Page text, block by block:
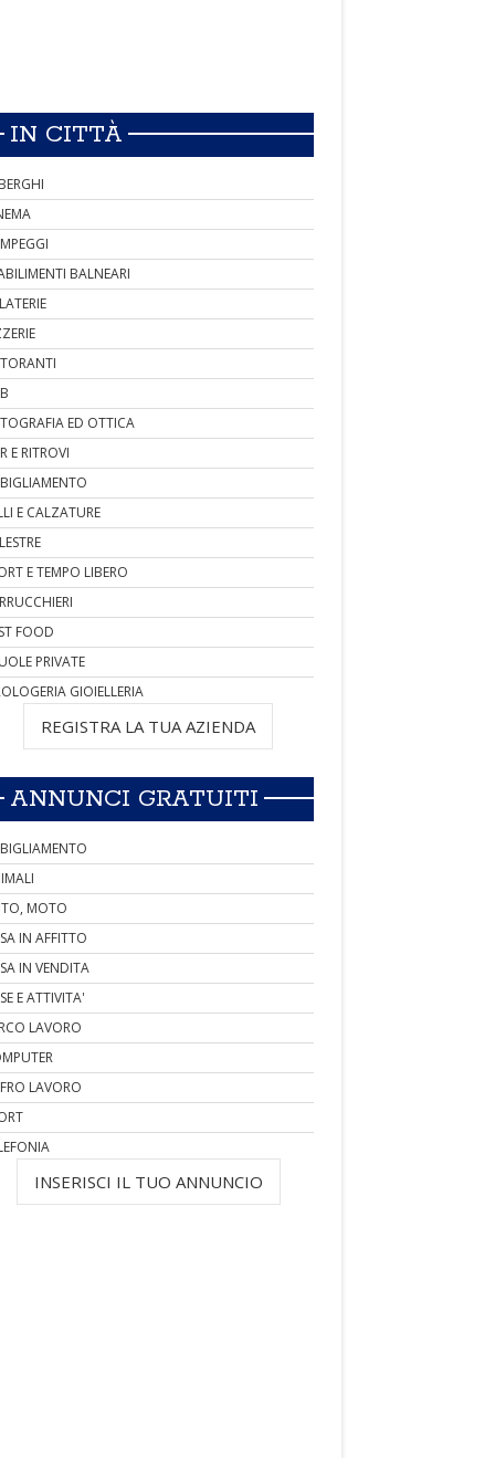
IN CITTÀ
BALNEARI
ED OTTICA
E RITROVI
E CALZATURE
E TEMPO LIBERO
FOOD
PRIVATE
GIOIELLERIA
REGISTRA LA TUA AZIENDA
ANNUNCI GRATUITI
MOTO
IN AFFITTO
IN VENDITA
E ATTIVITA'
LAVORO
LAVORO
INSERISCI IL TUO ANNUNCIO